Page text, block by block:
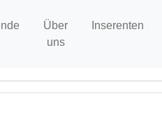
Über
uns
Inserenten